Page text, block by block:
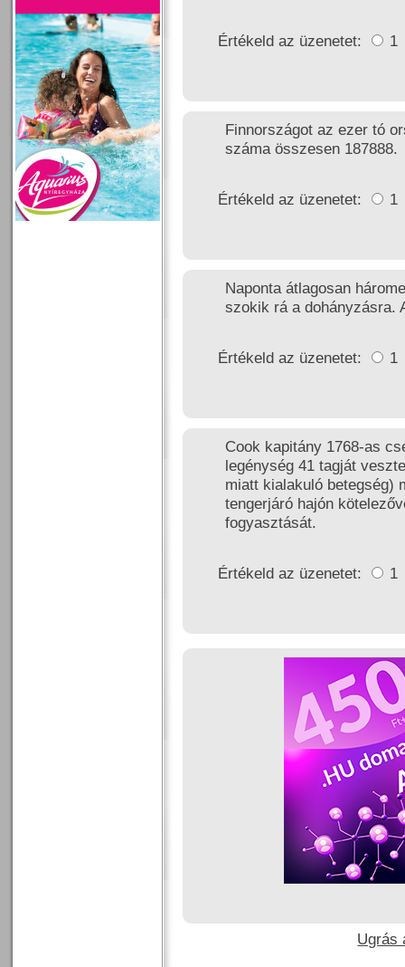
Értékeld az üzenetet: 1
Finnországot az ezer tó
száma összesen 187888.
Értékeld az üzenetet: 1
Naponta átlagosan
szokik rá a dohányzásra.
Értékeld az üzenetet: 1
Cook kapitány 1768-as
legénység 41 tagját
miatt kialakuló betegség)
tengerjáró hajón
fogyasztását.
Értékeld az üzenetet: 1
Ugrás